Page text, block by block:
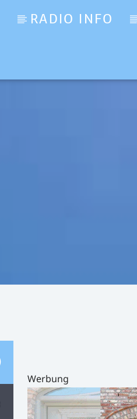
RADIO INFO
Werbung